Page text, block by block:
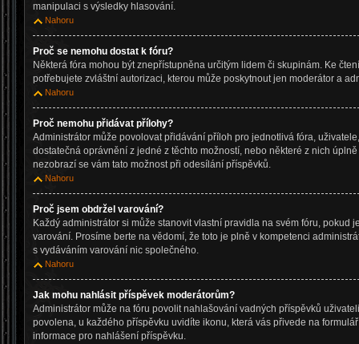
manipulaci s výsledky hlasování.
Nahoru
Proč se nemohu dostat k fóru?
Některá fóra mohou být znepřístupněna určitým lidem či skupinám. Ke
potřebujete zvláštní autorizaci, kterou může poskytnout jen moderátor a
Nahoru
Proč nemohu přidávat přílohy?
Administrátor může povolovat přidávání příloh pro jednotlivá fóra,
dostatečná oprávnění z jedné z těchto možností, nebo některé z nich
nezobrazí se vám tato možnost při odesílání příspěvků.
Nahoru
Proč jsem obdržel varování?
Každý administrátor si může stanovit vlastní pravidla na svém fóru, pokud
varování. Prosíme berte na vědomí, že toto je plně v kompetenci
s vydáváním varování nic společného.
Nahoru
Jak mohu nahlásit příspěvek moderátorům?
Administrátor může na fóru povolit nahlašování vadných příspěvků
povolena, u každého příspěvku uvidíte ikonu, která vás přivede na
informace pro nahlášení příspěvku.